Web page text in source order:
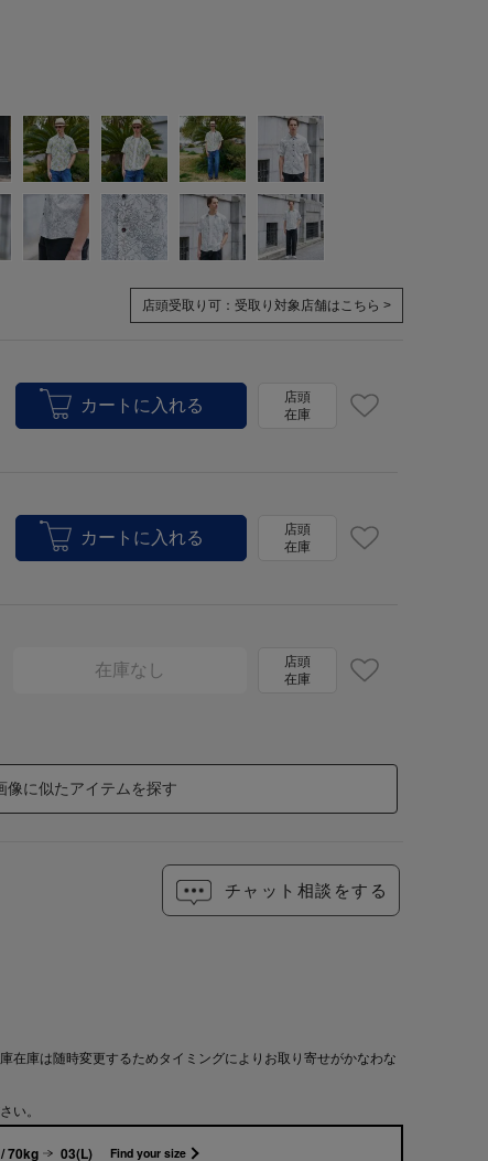
店頭受取り可： 受取り対象店舗はこちら >
店頭
在庫
店頭
在庫
在庫なし
店頭
在庫
像に似たアイテムを探す
チャット相談をする
在庫は随時変更するためタイミングによりお取り寄せがかなわな
い。
70kg 03(L) Find your size